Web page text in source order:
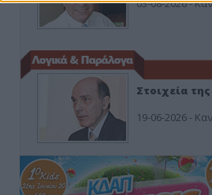
03-08-2026 -
Στοιχεία
19-06-2026 -